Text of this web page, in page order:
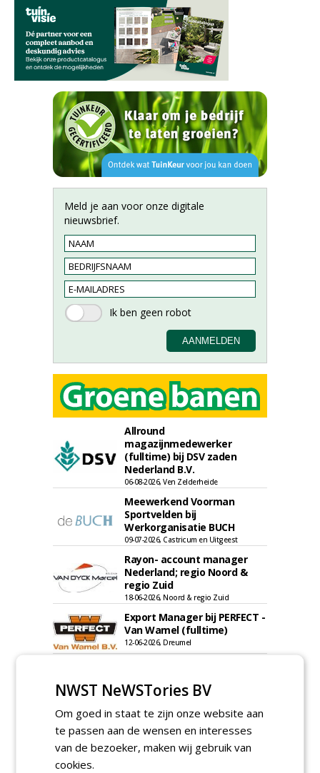
Meld je aan voor onze digitale
nieuwsbrief.
Allround
magazijnmedewerker
(fulltime) bij DSV zaden
Nederland B.V.
06-08-2026, Ven Zelderheide
Meewerkend Voorman
Sportvelden bij
Werkorganisatie BUCH
09-07-2026, Castricum en Uitgeest
Rayon- account manager
Nederland; regio Noord &
regio Zuid
18-06-2026, Noord & regio Zuid
Export Manager bij PERFECT -
Van Wamel (fulltime)
12-06-2026, Dreumel
landbouwmachines bij DSV
06-08-2026, Ven-Zelderheide
Kasmedewerker (fulltime) bij
DSV zaden Nederland B.V.
NWST NeWSTories BV
Om goed in staat te zijn onze website aan
te passen aan de wensen en interesses
van de bezoeker, maken wij gebruik van
cookies.